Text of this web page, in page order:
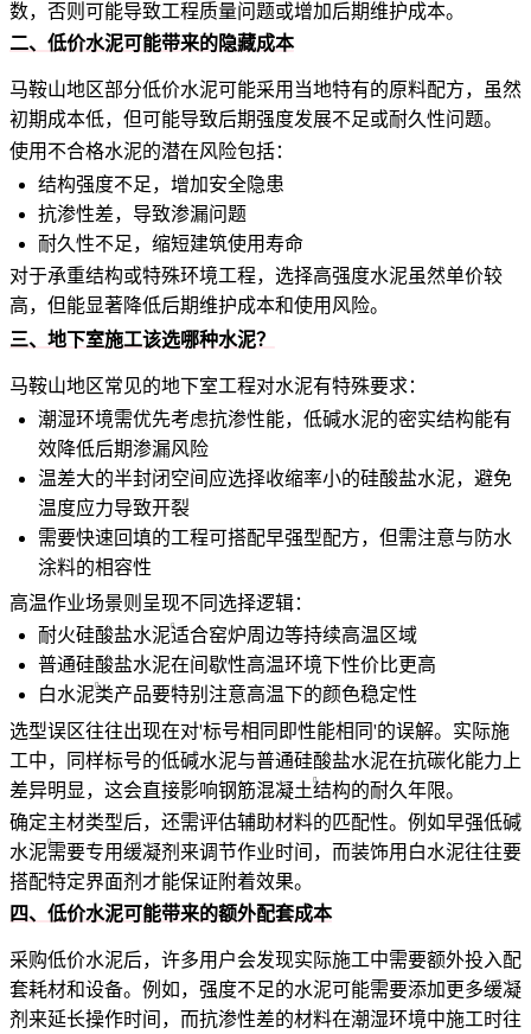
数，否则可能导致工程质量问题或增加后期维护成本。
二、低价水泥可能带来的隐藏成本
马鞍山地区部分低价水泥可能采用当地特有的原料配方，虽然
初期成本低，但可能导致后期强度发展不足或耐久性问题。
使用不合格水泥的潜在风险包括：
结构强度不足，增加安全隐患
抗渗性差，导致渗漏问题
耐久性不足，缩短建筑使用寿命
对于承重结构或特殊环境工程，选择高强度水泥虽然单价较
高，但能显著降低后期维护成本和使用风险。
三、地下室施工该选哪种水泥？
马鞍山地区常见的地下室工程对水泥有特殊要求：
潮湿环境需优先考虑抗渗性能，低碱水泥的密实结构能有
效降低后期渗漏风险
温差大的半封闭空间应选择收缩率小的硅酸盐水泥，避免
温度应力导致开裂
需要快速回填的工程可搭配早强型配方，但需注意与防水
涂料的相容性
高温作业场景则呈现不同选择逻辑：
耐火硅酸盐水泥适合窑炉周边等持续高温区域
普通硅酸盐水泥在间歇性高温环境下性价比更高
白水泥类产品要特别注意高温下的颜色稳定性
选型误区往往出现在对'标号相同即性能相同'的误解。实际施
工中，同样标号的低碱水泥与普通硅酸盐水泥在抗碳化能力上
差异明显，这会直接影响钢筋混凝土结构的耐久年限。
确定主材类型后，还需评估辅助材料的匹配性。例如早强低碱
水泥需要专用缓凝剂来调节作业时间，而装饰用白水泥往往要
搭配特定界面剂才能保证附着效果。
四、低价水泥可能带来的额外配套成本
采购低价水泥后，许多用户会发现实际施工中需要额外投入配
套耗材和设备。例如，强度不足的水泥可能需要添加更多缓凝
剂来延长操作时间，而抗渗性差的材料在潮湿环境中施工时往